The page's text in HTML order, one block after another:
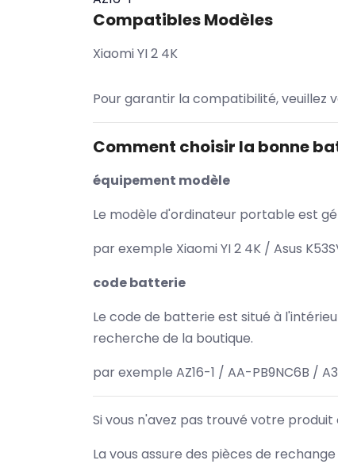
Compatibles Modèles
Xiaomi YI 2 4K
Pour garantir la compatibilité,
Comment choisir la bonne
équipement modèle
Le modèle d'ordinateur portable est
par exemple Xiaomi YI 2 4K / Asus
code batterie
Le code de batterie est situé à
recherche de la boutique.
par exemple AZ16-1 / AA-PB9NC6B /
Si vous n'avez pas trouvé votre
La vous assure des pièces de